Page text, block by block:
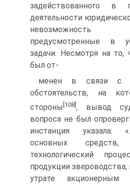
задействованного в
деятельности
предусмотренные в
задачи. Несмотря на то,
был от-
менен в связи с
обстоятельств, на
стороны [108] , вы­вод
вопроса не был
инстанция указала:
основных средств,
технологический
продукции
утрате